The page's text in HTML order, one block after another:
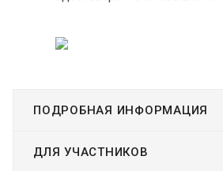
ПОДРОБНАЯ ИНФОРМАЦИЯ
ДЛЯ УЧАСТНИКОВ